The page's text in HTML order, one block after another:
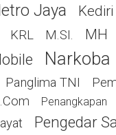
Jaya Kediri
KRL M.SI. MH
Narkoba
Panglima TNI
Penangkapan
Pengedar